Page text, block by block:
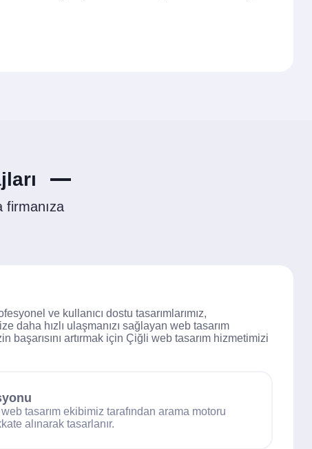
firmanıza
ve kullanıcı dostu tasarımlarımız,
daha hızlı ulaşmanızı sağlayan web tasarım
başarısını artırmak için Çiğli web tasarım hizmetimizi
tasarım ekibimiz tarafından arama motoru
alınarak tasarlanır.